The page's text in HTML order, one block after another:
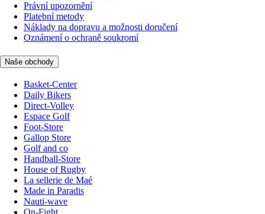
Právní upozornění
Platební metody
Náklady na dopravu a možnosti doručení
Oznámení o ochraně soukromí
Naše obchody
Basket-Center
Daily Bikers
Direct-Volley
Espace Golf
Foot-Store
Gallop Store
Golf and co
Handball-Store
House of Rugby
La sellerie de Maé
Made in Paradis
Nauti-wave
On-Fight